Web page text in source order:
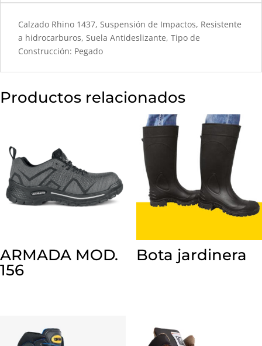
Calzado Rhino 1437, Suspensión de Impactos, Resistente
a hidrocarburos, Suela Antideslizante, Tipo de
Construcción: Pegado
Productos relacionados
ARMADA MOD.
156
Bota jardinera